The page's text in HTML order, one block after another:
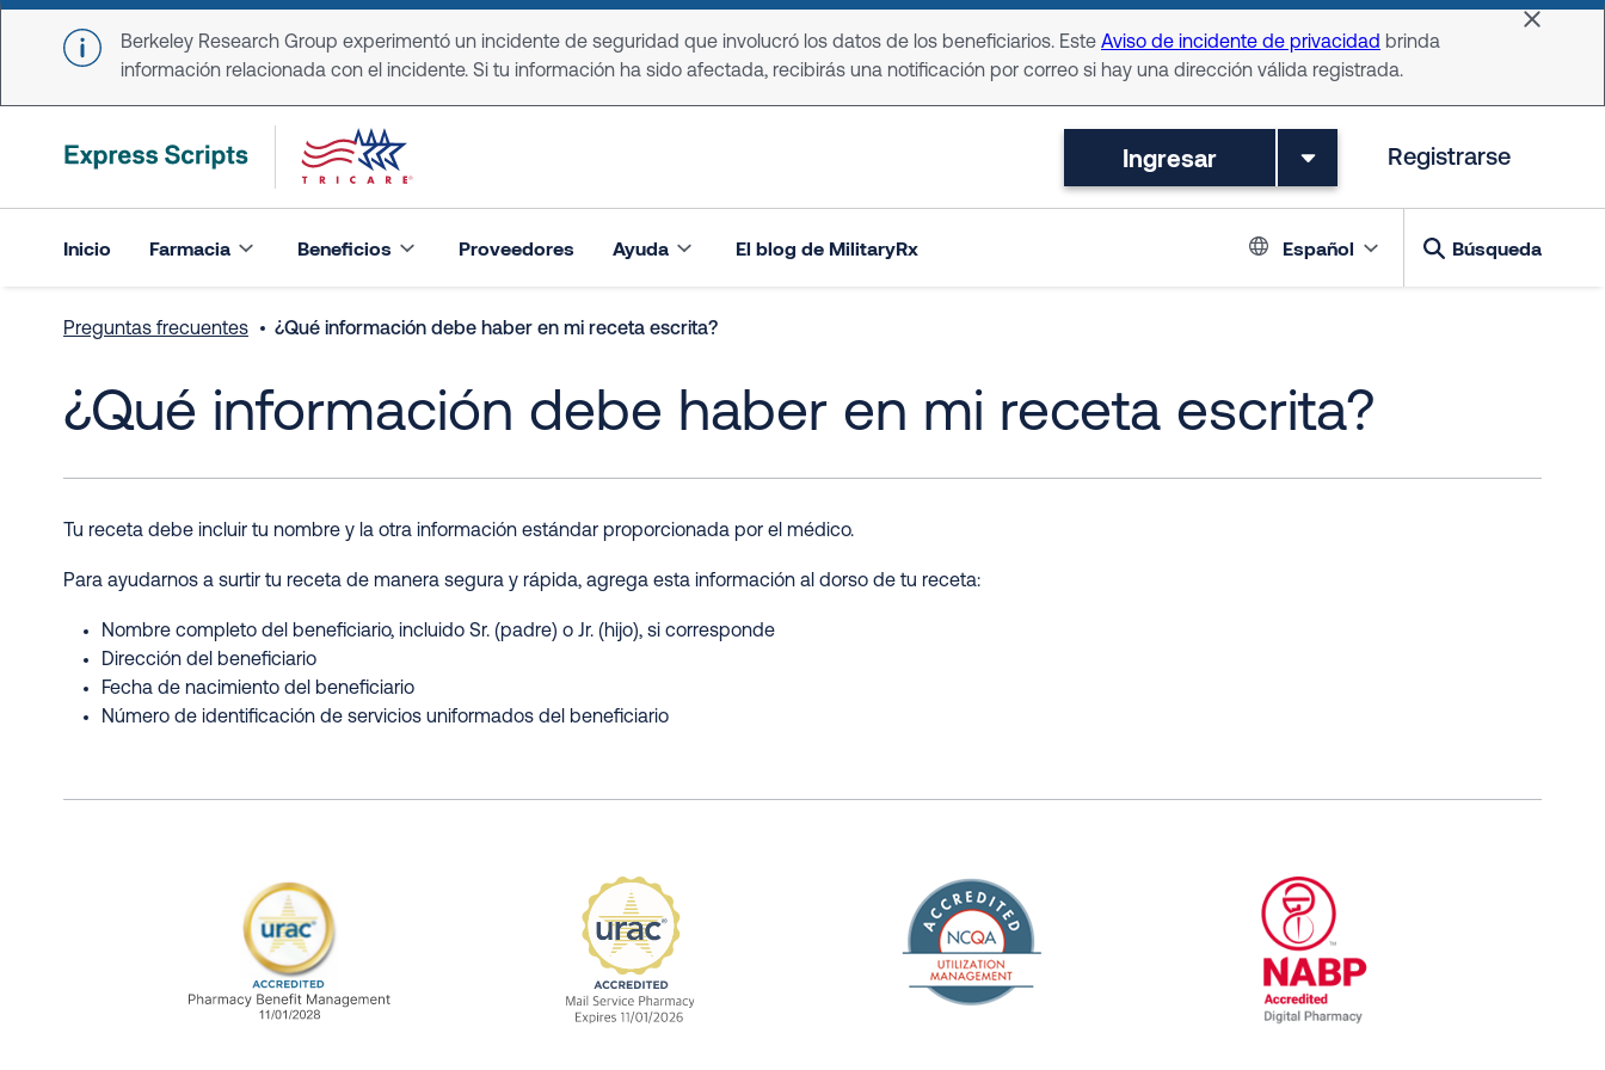
Skip to main content
Berkeley Research Group experimentó un incidente de seguridad que involucró los datos de los beneficiarios. Este Aviso de incidente de privacidad brinda
información relacionada con el incidente. Si tu información ha sido afectada, recibirás una notificación por correo si hay una dirección válida registrada.
Dismiss
Ingresar Registrarse
Inicio Farmacia Beneficios Proveedores Ayuda El blog de MilitaryRx Language
Español Búsqueda
Preguntas frecuentes ¿Qué información debe haber en mi receta escrita?
¿Qué información debe haber en mi receta escrita?
Tu receta debe incluir tu nombre y la otra información estándar proporcionada por el médico.
Para ayudarnos a surtir tu receta de manera segura y rápida, agrega esta información al dorso de tu receta:
Nombre completo del beneficiario, incluido Sr. (padre) o Jr. (hijo), si corresponde
Dirección del beneficiario
Fecha de nacimiento del beneficiario
Número de identificación de servicios uniformados del beneficiario